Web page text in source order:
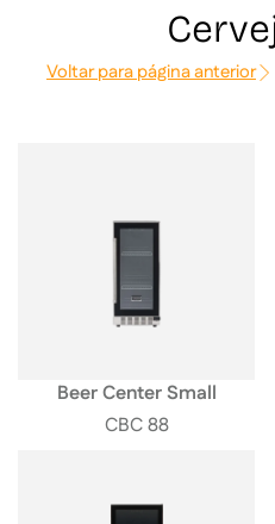
Voltar para página anterior
Beer Center Small
CBC 88